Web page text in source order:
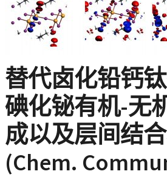
替代卤化铅钙
碘化铋有机-无
成以及层间结
(Chem.